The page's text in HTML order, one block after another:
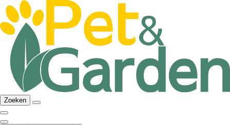
Zoeken